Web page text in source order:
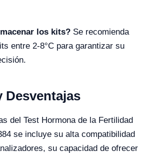
los kits? Se recomienda
entre 2-8°C para garantizar su
Desventajas
del Test Hormona de la Fertilidad
se incluye su alta compatibilidad
su capacidad de ofrecer